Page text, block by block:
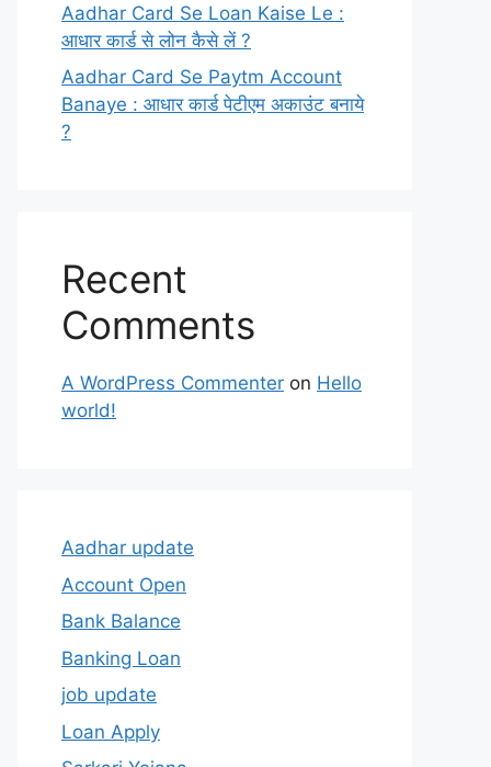
Aadhar Card Se Loan Kaise Le :
आधार कार्ड से लोन कैसे लें ?
Aadhar Card Se Paytm Account
Banaye : आधार कार्ड पेटीएम अकाउंट बनाये
?
Recent
Comments
A WordPress Commenter on Hello
world!
Aadhar update
Account Open
Bank Balance
Banking Loan
job update
Loan Apply